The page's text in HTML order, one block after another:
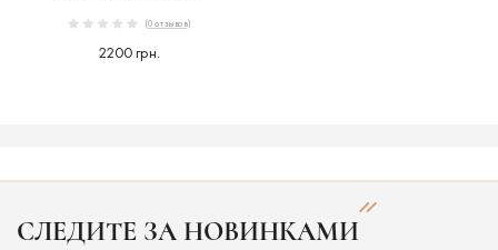
(0 отзывов)
2200 грн.
СЛЕДИТЕ ЗА НОВИНКАМИ